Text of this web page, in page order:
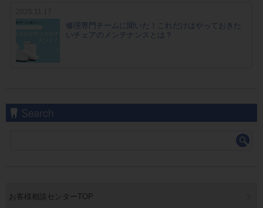
修理専門チームに聞いた！これだけはやっておきた
いチェアのメンテナンスとは？
お客様相談センターTOP